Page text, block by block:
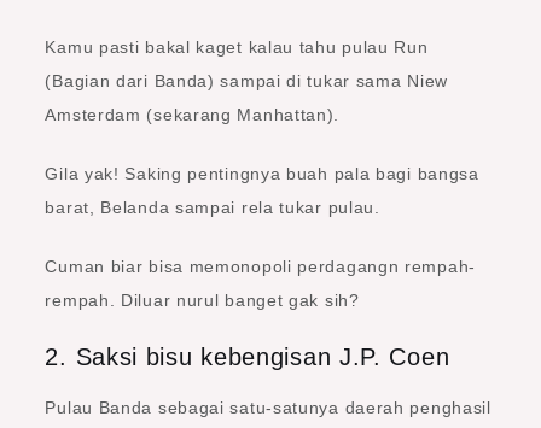
Kamu pasti bakal kaget kalau tahu pulau Run
(Bagian dari Banda) sampai di tukar sama Niew
Amsterdam (sekarang Manhattan).
Gila yak! Saking pentingnya buah pala bagi bangsa
barat, Belanda sampai rela tukar pulau.
Cuman biar bisa memonopoli perdagangn rempah-
rempah. Diluar nurul banget gak sih?
2. Saksi bisu kebengisan J.P. Coen
Pulau Banda sebagai satu-satunya daerah penghasil